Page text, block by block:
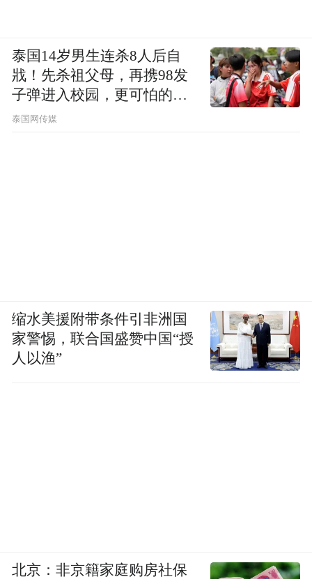
泰国14岁男生连杀8人后自
戕！先杀祖父母，再携98发
子弹进入校园，更可怕的细
节公布了
泰国网传媒
缩水美援附带条件引非洲国
家警惕，联合国盛赞中国“授
人以渔”
北京：非京籍家庭购房社保